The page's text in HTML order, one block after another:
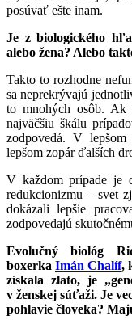
posúvať ešte inam.
Je z biologického
alebo žena? Alebo
Takto to rozhodne
saneprekrývajú
to mnohých osôb. Ak
najväčšiu škálu
zodpovedá. V
lepšom zopár ďalších
V každom prípade je
redukcionizmu – svet
dokázali lepšie
zodpovedajú
Evolučný biológ
boxerka Imán Chalíf,
získala zlato, je
v ženskej súťaži. Je
pohlavie človeka?